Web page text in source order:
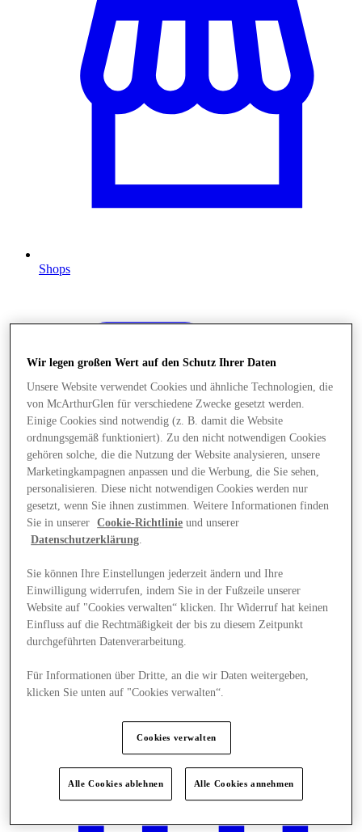
Shops
Angebote
Wir legen großen Wert auf den Schutz Ihrer Daten
Unsere Website verwendet Cookies und ähnliche Technologien, die
von McArthurGlen für verschiedene Zwecke gesetzt werden.
Einige Cookies sind notwendig (z. B. damit die Website
ordnungsgemäß funktioniert). Zu den nicht notwendigen Cookies
gehören solche, die die Nutzung der Website analysieren, unsere
Marketingkampagnen anpassen und die Werbung, die Sie sehen,
personalisieren. Diese nicht notwendigen Cookies werden nur
gesetzt, wenn Sie ihnen zustimmen. Weitere Informationen finden
Sie in unserer
Cookie-Richtlinie und unserer
Datenschutzerklärung
Sie können Ihre Einstellungen jederzeit ändern und Ihre
Einwilligung widerrufen, indem Sie in der Fußzeile unserer
Website auf "Cookies verwalten“ klicken. Ihr Widerruf hat keinen
Einfluss auf die Rechtmäßigkeit der bis zu diesem Zeitpunkt
durchgeführten Datenverarbeitung.
Für Informationen über Dritte, an die wir Daten weitergeben,
klicken Sie unten auf "Cookies verwalten“.
Cookies verwalten
Alle Cookies ablehnen Alle Cookies annehmen